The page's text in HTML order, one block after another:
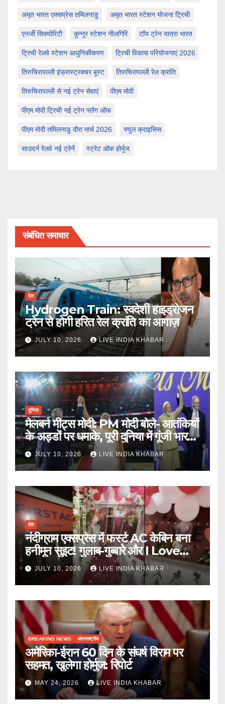
अमृत भारत एक्सप्रेस तमिलनाडु अमृत भारत स्टेशन योजना ट्रिची
एनर्जी सिक्योरिटी कुन्नूर स्टेशन नीलगिरि टॉय ट्रेन यात्रा भारत
ट्रिची रेलवे स्टेशन आधुनिकीकरण ट्रिची विकास परियोजनाएं 2026
तिरुचिरापल्ली इंफ्रास्ट्रक्चर बूस्ट तिरुचिरापल्ली रेल क्रांति
तिरुचिरापल्ली से नई ट्रेन सेवाएं पीएम मोदी
पीएम मोदी ट्रिची नई ट्रेन फ्लैग ऑफ
पीएम मोदी तमिलनाडु दौरा मार्च 2026 फ्यूल क्राइसिस
साउदर्न रेलवे नई ट्रेनें स्ट्रेट ऑफ होर्मुज
संबंधित समाचार
देश
Hydrogen Train: स्वदेशी हाइड्रोजन
ट्रेन से होगी हरित रेल क्रांति का आगाज़
JULY 10, 2026 LIVE INDIA KHABAR
दुनिया
मेलबर्न मीट्स मोदी: PM मोदी बोले- आतंकियों
के अड्डों पर धमाके, पूरी दुनिया में गूंजी भारत
की ताकत
JULY 10, 2026 LIVE INDIA KHABAR
देश
नंदीग्राम एक्सप्रेस में फर्स्ट AC केबिन बना
हनीमून सुइट! गुलाब-गुब्बारे और I Love
You, TTE सस्पेंड
JULY 10, 2026 LIVE INDIA KHABAR
BREAKING NEWS अंतरराष्ट्रीय
अमेरिका-ईरान 60 दिन के संघर्ष विराम पर
सहमत, खुलेगा होर्मुज: रिपोर्ट
MAY 24, 2026 LIVE INDIA KHABAR